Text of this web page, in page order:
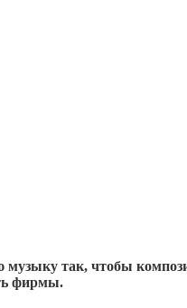
так, чтобы
фирмы.